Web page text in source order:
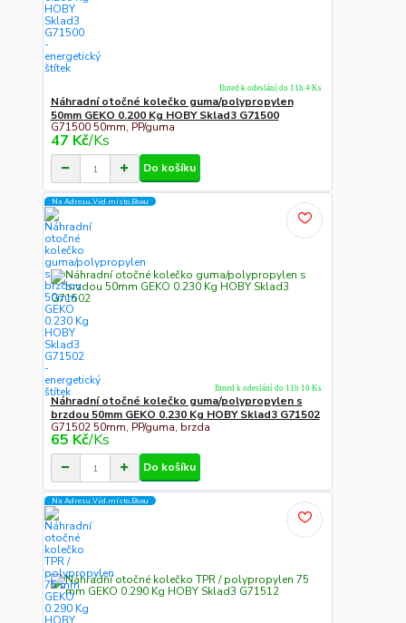
Náhradní otočné kolečko guma/polypropylen
50mm GEKO 0.200 Kg HOBY Sklad3 G71500
G71500 50mm, PP/guma
47 Kč/Ks
Ihned k odeslání do 11h 4 Ks
Do košíku
Na Adresu,Výd.místo,Boxu
Náhradní otočné kolečko guma/polypropylen s
brzdou 50mm GEKO 0.230 Kg HOBY Sklad3 G71502
G71502 50mm, PP/guma, brzda
65 Kč/Ks
Ihned k odeslání do 11h 10 Ks
Do košíku
Na Adresu,Výd.místo,Boxu